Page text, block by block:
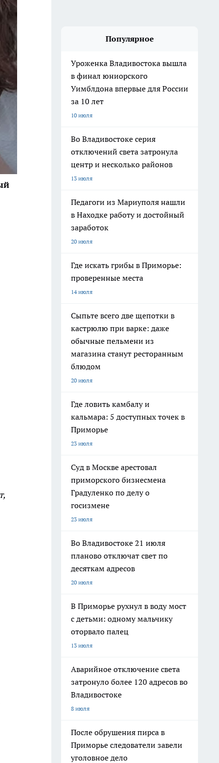
Популярное
Уроженка Владивостока вышла
в финал юниорского
Уимблдона впервые для России
за 10 лет
10 июля
Во Владивостоке серия
отключений света затронула
центр и несколько районов
13 июля
Педагоги из Мариуполя нашли
в Находке работу и достойный
заработок
20 июля
Где искать грибы в Приморье:
проверенные места
14 июля
Сыпьте всего две щепотки в
кастрюлю при варке: даже
обычные пельмени из
магазина станут ресторанным
блюдом
20 июля
Где ловить камбалу и
кальмара: 5 доступных точек в
Приморье
23 июля
Суд в Москве арестовал
приморского бизнесмена
Градуленко по делу о
госизмене
23 июля
Во Владивостоке 21 июля
планово отключат свет по
десяткам адресов
20 июля
В Приморье рухнул в воду мост
с детьми: одному мальчику
оторвало палец
13 июля
Аварийное отключение света
затронуло более 120 адресов во
Владивостоке
8 июля
После обрушения пирса в
Приморье следователи завели
уголовное дело